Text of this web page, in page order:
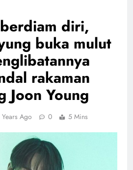
diri,
buka mulut
rakaman
Joon Young
Ago 0 5 Mins